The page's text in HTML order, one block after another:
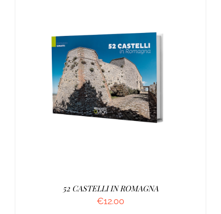
AGGIUNGI AL CARRELLO / DETTAGLI
52 CASTELLI IN ROMAGNA
€12.00